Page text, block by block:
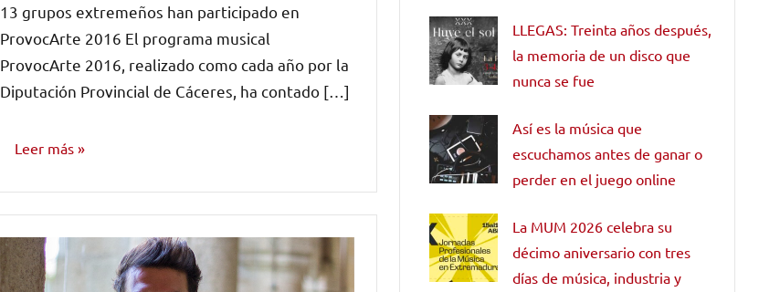
comentarios
13 grupos extremeños han participado en
ProvocArte 2016 El programa musical
ProvocArte 2016, realizado como cada año por la
Diputación Provincial de Cáceres, ha contado […]
Leer más
LLEGAS: Treinta años después,
la memoria de un disco que
nunca se fue
Así es la música que
escuchamos antes de ganar o
perder en el juego online
La MUM 2026 celebra su
décimo aniversario con tres
días de música, industria y